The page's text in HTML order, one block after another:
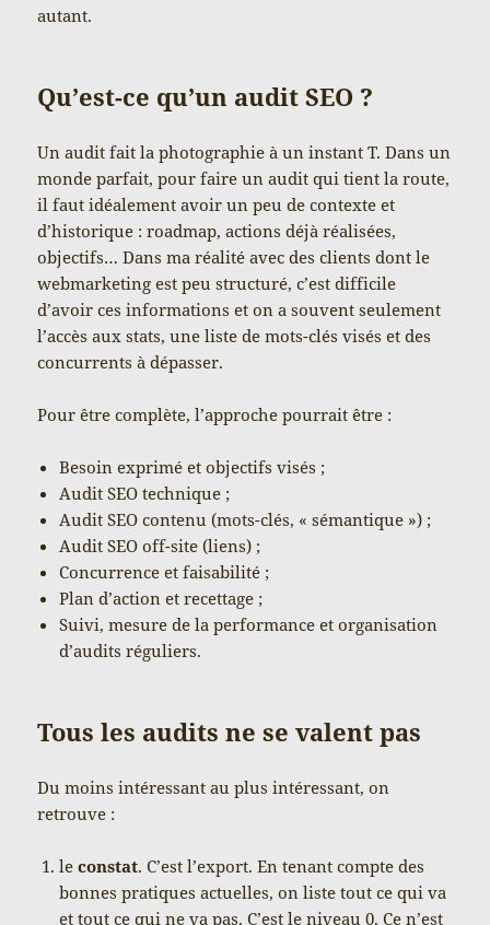
autant.
Qu’est-ce qu’un audit SEO ?
Un audit fait la photographie à un instant T. Dans un
monde parfait, pour faire un audit qui tient la route,
il faut idéalement avoir un peu de contexte et
d’historique : roadmap, actions déjà réalisées,
objectifs… Dans ma réalité avec des clients dont le
webmarketing est peu structuré, c’est difficile
d’avoir ces informations et on a souvent seulement
l’accès aux stats, une liste de mots-clés visés et des
concurrents à dépasser.
Pour être complète, l’approche pourrait être :
Besoin exprimé et objectifs visés ;
Audit SEO technique ;
Audit SEO contenu (mots-clés, « sémantique ») ;
Audit SEO off-site (liens) ;
Concurrence et faisabilité ;
Plan d’action et recettage ;
Suivi, mesure de la performance et organisation
d’audits réguliers.
Tous les audits ne se valent pas
Du moins intéressant au plus intéressant, on
retrouve :
leconstat. C’est l’export. En tenant compte des
bonnes pratiques actuelles, on liste tout ce qui va
et tout ce qui ne va pas. C’est le niveau 0. Ce n’est